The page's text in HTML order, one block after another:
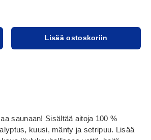
fi.cart.items.decrease_quantity
missing:
Lisää ostoskoriin
saunaan! Sisältää aitoja 100 %
kuusi, mänty ja setripuu. Lisää